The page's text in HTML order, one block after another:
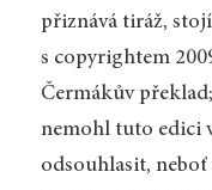
přiznává tiráž,
s copyrightem
Čermákův
nemohl tuto edici
odsouhlasit,